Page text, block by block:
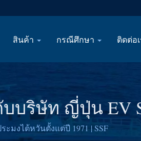
สินค้า กรณีศึกษา ติดต่อ
บริษัท ญี่ปุ่น EV
ะมงไต้หวันตั้งแต่ปี 1971 | SSF